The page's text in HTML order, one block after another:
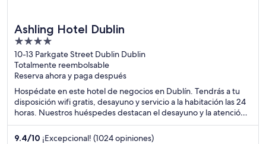
Ashling Hotel Dublin
4
out
of
5
10-13 Parkgate Street Dublin Dublin
Totalmente reembolsable
Reserva ahora y paga después
Hospédate en este hotel de negocios en Dublín. Tendrás a tu
disposición wifi gratis, desayuno y servicio a la habitación las 24
horas. Nuestros huéspedes destacan el desayuno y la atención
del personal en sus opiniones. Estarás muy cerca de atracciones
como Guinness Storehouse y O'Connell Street.
9.4/10 ¡Excepcional! (1024 opiniones)